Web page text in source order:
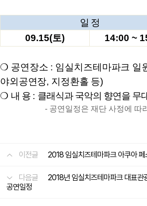
일 정
09.15(토) 14:00 ~
❍ 공연장소 : 임실치즈테마파크 일
야외공연장, 지정환홀 등)
❍ 내 용 : 클래식과 국악의 향연을 무
- 공연일정은 재단 사정에 따
이전글 2018 임실치즈테마파크 아쿠아 페
다음글
2018년 임실치즈테마파크 대표관
공연일정